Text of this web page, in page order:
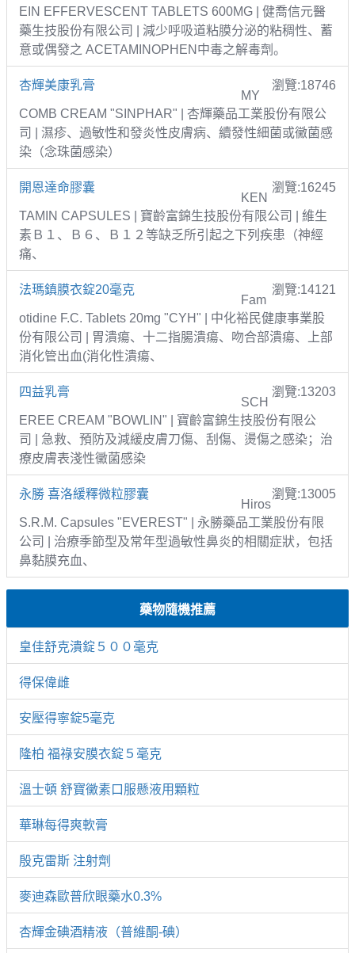
EIN EFFERVESCENT TABLETS 600MG | 健喬信元醫
藥生技股份有限公司 | 減少呼吸道粘膜分泌的粘稠性、蓄
意或偶發之 ACETAMINOPHEN中毒之解毒劑。
杏輝美康乳膏 瀏覽:18746
MY
COMB CREAM "SINPHAR" | 杏輝藥品工業股份有限公
司 | 濕疹、過敏性和發炎性皮膚病、續發性細菌或黴菌感
染（念珠菌感染）
開恩達命膠囊 瀏覽:16245
KEN
TAMIN CAPSULES | 寶齡富錦生技股份有限公司 | 維生
素Ｂ１、Ｂ６、Ｂ１２等缺乏所引起之下列疾患（神經
痛、
法瑪鎮膜衣錠20毫克 瀏覽:14121
Fam
otidine F.C. Tablets 20mg "CYH" | 中化裕民健康事業股
份有限公司 | 胃潰瘍、十二指腸潰瘍、吻合部潰瘍、上部
消化管出血(消化性潰瘍、
四益乳膏 瀏覽:13203
SCH
EREE CREAM "BOWLIN" | 寶齡富錦生技股份有限公
司 | 急救、預防及減緩皮膚刀傷、刮傷、燙傷之感染；治
療皮膚表淺性黴菌感染
永勝 喜洛緩釋微粒膠囊 瀏覽:13005
Hiros
S.R.M. Capsules "EVEREST" | 永勝藥品工業股份有限
公司 | 治療季節型及常年型過敏性鼻炎的相關症狀，包括
鼻黏膜充血、
藥物隨機推薦
皇佳舒克潰錠５００毫克
得保偉雌
安壓得寧錠5毫克
隆柏 福祿安膜衣錠５毫克
溫士頓 舒寶黴素口服懸液用顆粒
華琳每得爽軟膏
殷克雷斯 注射劑
麥迪森歐普欣眼藥水0.3%
杏輝金碘酒精液（普維酮-碘）